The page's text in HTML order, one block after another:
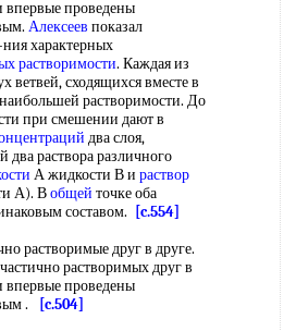
впервые проведены
Алексеев показал
характерных
растворимости. Каждая из
ветвей, сходящихся вместе в
растворимости. До
при смешении дают в
два слоя,
два раствора различного
А жидкости В и раствор
А). Вобщей точке оба
составом.
[c.554]
растворимые друг в друге.
растворимых друг в
впервые проведены
.
[c.504]